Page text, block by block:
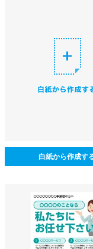
白紙から作成す